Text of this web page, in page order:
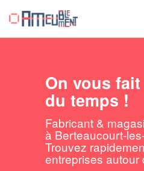
On vous
du temps !
Fabricant &
à Berteaucourt-
Trouvez
entreprises autour